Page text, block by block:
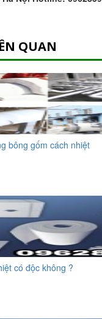
QUAN
bông gốm cách nhiệt
có độc không ?